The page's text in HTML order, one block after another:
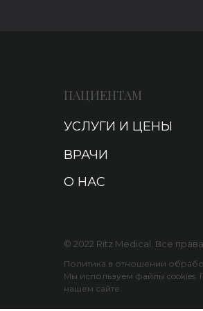
УСЛУГИ И ЦЕНЫ
ВРАЧИ
О НАС
ПАЦИЕНТАМ
© 2022 Ritz Medical. Все
Политика в отношении
Мы используем файлы cookies.
нашем сайте.